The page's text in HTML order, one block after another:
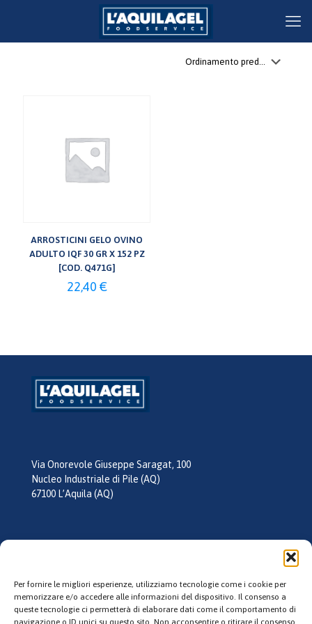
Per fornire le migliori esperienze, utilizziamo tecnologie come i cookie per
memorizzare e/o accedere alle informazioni del dispositivo. Il consenso a
queste tecnologie ci permetterà di elaborare dati come il comportamento di
navigazione o ID unici su questo sito. Non acconsentire o ritirare il consenso
ARROSTICINI GELO OVINO
ADULTO IQF 30 GR X 152 PZ
[COD. Q471G]
22,40 €
Via Onorevole Giuseppe Saragat, 100
Nucleo Industriale di Pile (AQ)
67100 L’Aquila (AQ)
Follow us